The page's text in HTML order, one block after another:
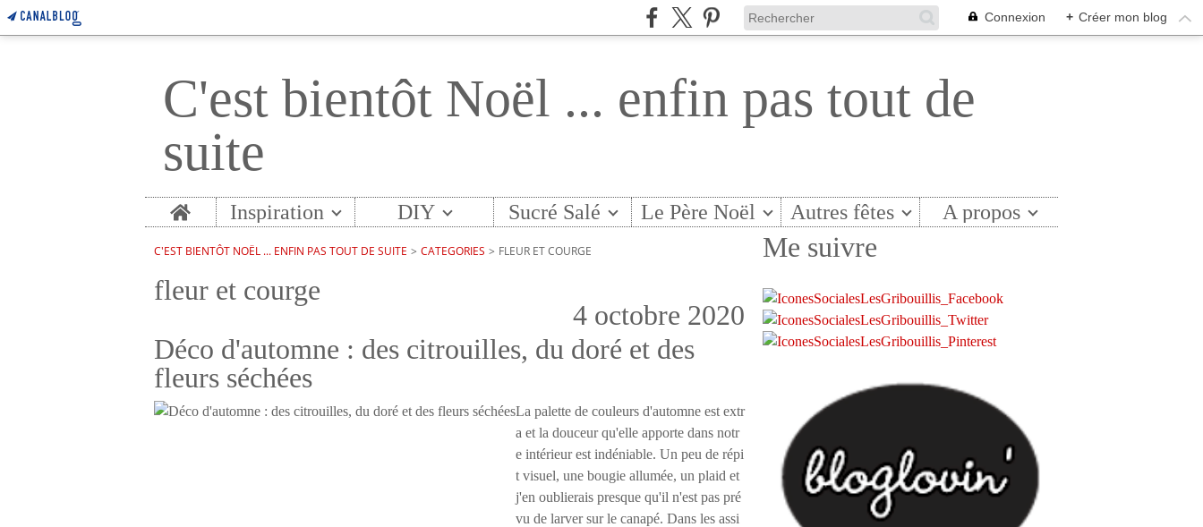
Connexion + Créer mon blog
C'est bientôt Noël ... enfin pas tout de
suite
Home Inspiration DIY Sucré Salé Le Père Noël Autres fêtes A propos
C'EST BIENTÔT NOËL ... ENFIN PAS TOUT DE SUITE > CATEGORIES > FLEUR ET COURGE
fleur et courge
4 octobre 2020
Déco d'automne : des citrouilles, du doré et des
fleurs séchées
La palette de couleurs d'automne est extr
a et la douceur qu'elle apporte dans notr
e intérieur est indéniable. Un peu de répi
t visuel, une bougie allumée, un plaid et
j'en oublierais presque qu'il n'est pas pré
vu de larver sur le canapé. Dans les assi
Me suivre